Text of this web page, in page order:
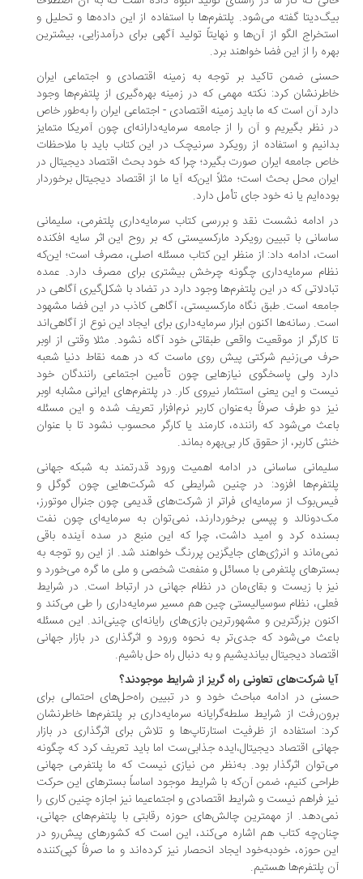
گفته می‌شود. پلتفرم‌ها با استفاده از این داده‌ها و تحلیل و
الگو از آن‌ها و نهایتاً تولید آگهی برای درآمدزایی، بیشترین
را از این فضا خواهند برد.
ضمن تاکید بر توجه به زمینه اقتصادی و اجتماعی ایران
کرد: نکته مهمی که در زمینه بهره‌گیری از پلتفرم‌ها وجود
آن است که ما باید زمینه اقتصادی - اجتماعی ایران را به‌طور خاص
نظر بگیریم و آن را از جامعه سرمایه‌دارانه‌ای چون آمریکا متمایز
و استفاده از رویکرد سرنیچک در این کتاب باید با ملاحظات
جامعه ایران صورت بگیرد؛ چرا که خود بحث اقتصاد دیجیتال در
محل بحث است؛ مثلاً این‌که آیا ما از اقتصاد دیجیتال برخوردار
یا نه خود جای تأمل دارد.
ادامه نشست نقد و بررسی کتاب سرمایه‌داری پلتفرمی، سلیمانی
با تبیین رویکرد مارکسیستی که بر روح این اثر سایه افکنده
ادامه داد: از منظر این کتاب مسئله اصلی، مصرف است؛ این‌که
سرمایه‌داری چگونه چرخش بیشتری برای مصرف دارد. عمده
که در این پلتفرم‌ها وجود دارد در تضاد با شکل‌گیری آگاهی در
است. طبق نگاه مارکسیستی، آگاهی کاذب در این فضا مشهود
رسانه‌ها اکنون ابزار سرمایه‌داری برای ایجاد این نوع از آگاهی‌اند
کارگر از موقعیت واقعی طبقاتی خود آگاه نشود. مثلا وقتی از اوبر
می‌زنیم شرکتی پیش روی ماست که در همه نقاط دنیا شعبه
ولی پاسخگوی نیازهایی چون تأمین اجتماعی رانندگان خود
و این یعنی استثمار نیروی کار. در پلتفرم‌های ایرانی مشابه اوبر
دو طرف صرفاً به‌عنوان کاربر نرم‌افزار تعریف شده و این مسئله
می‌شود که راننده، کارمند یا کارگر محسوب نشود تا با عنوان
کاربر، از حقوق کار بی‌بهره بماند.
ساسانی در ادامه اهمیت ورود قدرتمند به شبکه جهانی
افزود: در چنین شرایطی که شرکت‌هایی چون گوگل و
از سرمایه‌ای فراتر از شرکت‌های قدیمی چون جنرال موتورز،
و پپسی برخوردارند، نمی‌توان به سرمایه‌ای چون نفت
کرد و امید داشت، چرا که این منبع در سده آینده باقی
و انرژی‌های جایگزین پررنگ خواهند شد. از این رو توجه به
پلتفرمی با مسائل و منفعت شخصی و ملی ما گره می‌خورد و
با زیست و بقای‌مان در نظام جهانی در ارتباط است. در شرایط
نظام سوسیالیستی چین هم مسیر سرمایه‌داری را طی می‌کند و
بزرگترین و مشهورترین بازی‌های رایانه‌ای چینی‌اند. این مسئله
می‌شود که جدی‌تر به نحوه ورود و اثرگذاری در بازار جهانی
دیجیتال بیاندیشیم و به دنبال راه حل باشیم.
شرکت‌های تعاونی راه گریز از شرایط موجودند؟
در ادامه مباحث خود و در تبیین راه‌حل‌های احتمالی برای
از شرایط سلطه‌گرایانه سرمایه‌داری بر پلتفرم‌ها خاطرنشان
استفاده از ظرفیت استارتاپ‌ها و تلاش برای اثرگذاری در بازار
اقتصاد دیجیتال،ایده جذابی‌ست اما باید تعریف کرد که چگونه
اثرگذار بود. به‌نظر من نیازی نیست که ما پلتفرمی جهانی
کنیم، ضمن آن‌که با شرایط موجود اساساً بسترهای این حرکت
فراهم نیست و شرایط اقتصادی و اجتماعیما نیز اجازه چنین کاری را
از مهمترین چالش‌های حوزه رقابتی با پلتفرم‌های جهانی،
کتاب هم اشاره می‌کند، این است که کشورهای پیش‌رو در
حوزه، خودبه‌خود ایجاد انحصار نیز کرده‌اند و ما صرفاً کپی‌کننده
پلتفرم‌ها هستیم.